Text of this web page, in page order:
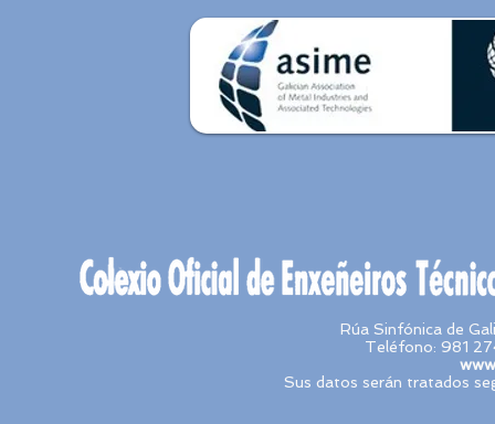
Rúa Sinfónica de
Teléfono: 981
Sus datos serán tratados